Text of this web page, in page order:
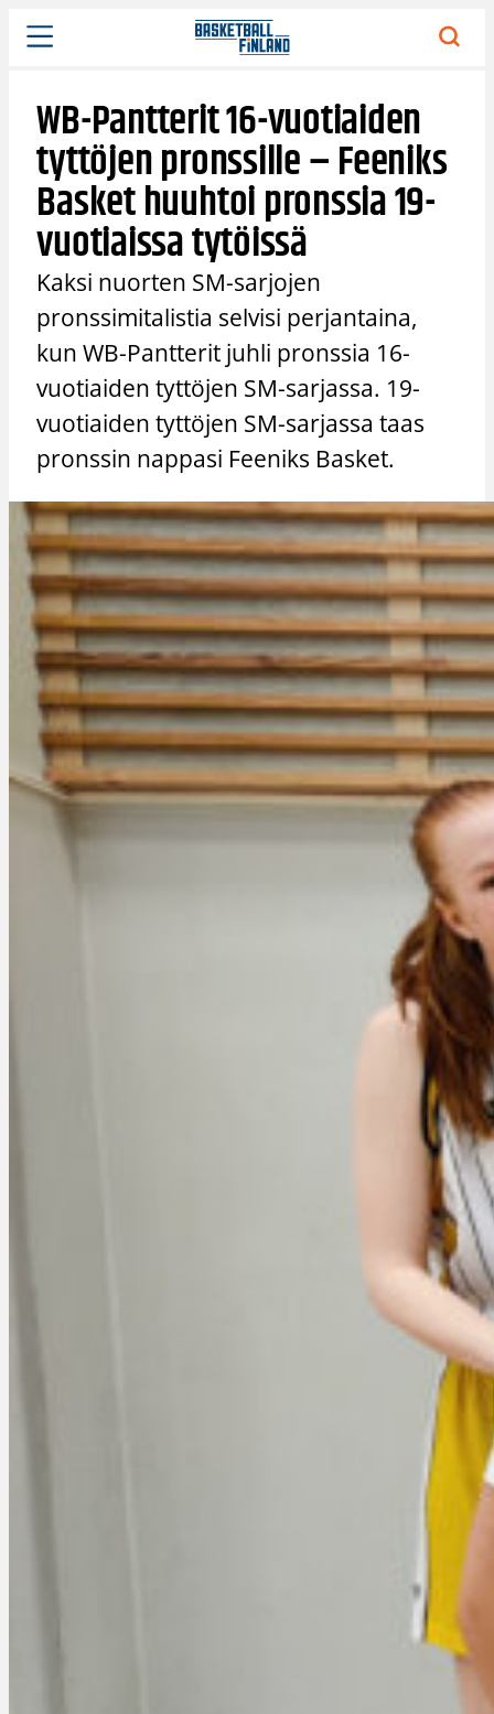
Siirry
sisältöön
WB-Pantterit 16-vuotiaiden
tyttöjen pronssille – Feeniks
Basket huuhtoi pronssia 19-
vuotiaissa tytöissä
Kaksi nuorten SM-sarjojen
pronssimitalistia selvisi perjantaina,
kun WB-Pantterit juhli pronssia 16-
vuotiaiden tyttöjen SM-sarjassa. 19-
vuotiaiden tyttöjen SM-sarjassa taas
pronssin nappasi Feeniks Basket.